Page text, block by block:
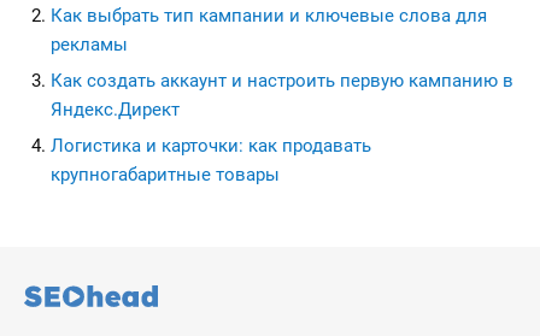
Как выбрать тип кампании и ключевые слова для
рекламы
Как создать аккаунт и настроить первую кампанию в
Яндекс.Директ
Логистика и карточки: как продавать
крупногабаритные товары